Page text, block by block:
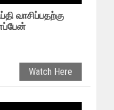
வாசிப்பதற்கு
Watch Here